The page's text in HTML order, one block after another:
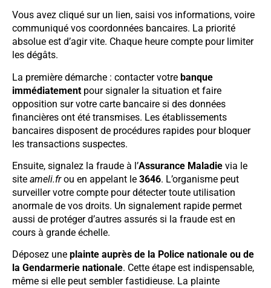
Vous avez cliqué sur un lien, saisi vos informations, voire
communiqué vos coordonnées bancaires. La priorité
absolue est d’agir vite. Chaque heure compte pour limiter
les dégâts.
La première démarche : contacter votre banque
immédiatement pour signaler la situation et faire
opposition sur votre carte bancaire si des données
financières ont été transmises. Les établissements
bancaires disposent de procédures rapides pour bloquer
les transactions suspectes.
Ensuite, signalez la fraude à l’Assurance Maladie via le
site ameli.frou en appelant le 3646. L’organisme peut
surveiller votre compte pour détecter toute utilisation
anormale de vos droits. Un signalement rapide permet
aussi de protéger d’autres assurés si la fraude est en
cours à grande échelle.
Déposez une plainte auprès de la Police nationale ou de
la Gendarmerie nationale. Cette étape est indispensable,
même si elle peut sembler fastidieuse. La plainte